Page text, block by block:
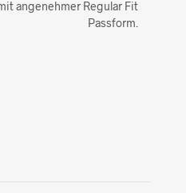
angenehmer Regular Fit
Passform.